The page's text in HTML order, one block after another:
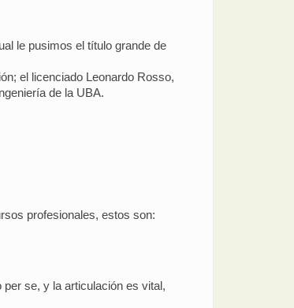
le pusimos el título grande de
el licenciado Leonardo Rosso,
de la UBA.
profesionales, estos son:
se, y la articulación es vital,